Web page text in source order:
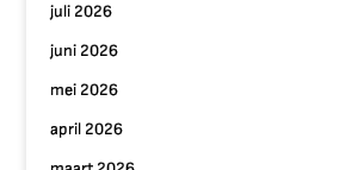
juli 2026
juni 2026
mei 2026
april 2026